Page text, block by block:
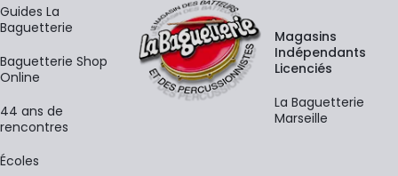
Guides La
Baguetterie
Baguetterie Shop
Online
44 ans de
rencontres
Écoles
Magasins
Indépendants
Licenciés
La Baguetterie
Marseille